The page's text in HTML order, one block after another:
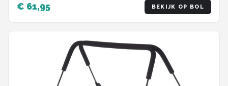
€ 61,95 BEKIJK OP BOL